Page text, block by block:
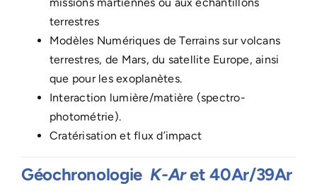
terrestres
Modèles Numériques de Terrains sur volcans
terrestres, de Mars, du satellite Europe, ainsi
que pour les exoplanètes.
Interaction lumière/matière (spectro-
photométrie).
Cratérisation et flux d’impact
Géochronologie K-Aret 40Ar/39Ar